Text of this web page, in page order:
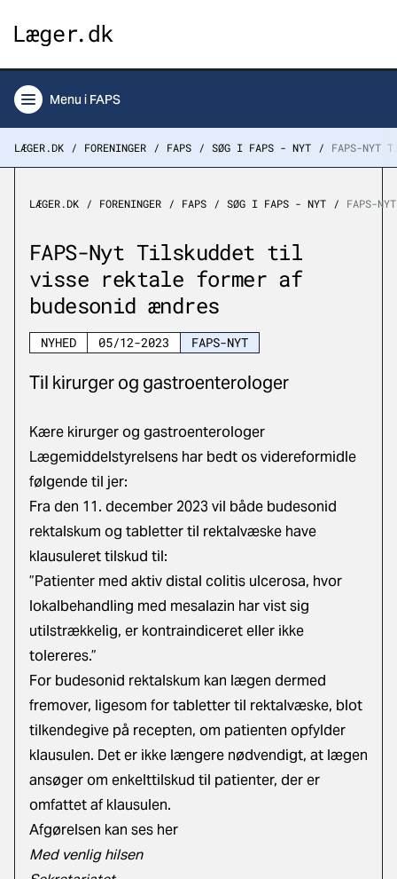
Menu i FAPS
LÆGER.DK FORENINGER FAPS SØG I FAPS - NYT FAPS-NYT
LÆGER.DK FORENINGER FAPS SØG I FAPS - NYT FAPS-
FAPS-Nyt Tilskuddet til
visse rektale former af
budesonid ændres
NYHED 05/12-2023 FAPS-NYT
Til kirurger og gastroenterologer
Kære kirurger og gastroenterologer
Lægemiddelstyrelsens har bedt os videreformidle
følgende til jer:
Fra den 11. december 2023 vil både budesonid
rektalskum og tabletter til rektalvæske have
klausuleret tilskud til:
”Patienter med aktiv distal colitis ulcerosa, hvor
lokalbehandling med mesalazin har vist sig
utilstrækkelig, er kontraindiceret eller ikke
tolereres.”
For budesonid rektalskum kan lægen dermed
fremover, ligesom for tabletter til rektalvæske, blot
tilkendegive på recepten, om patienten opfylder
klausulen. Det er ikke længere nødvendigt, at lægen
ansøger om enkelttilskud til patienter, der er
omfattet af klausulen.
Afgørelsen kan ses her
Med venlig hilsen